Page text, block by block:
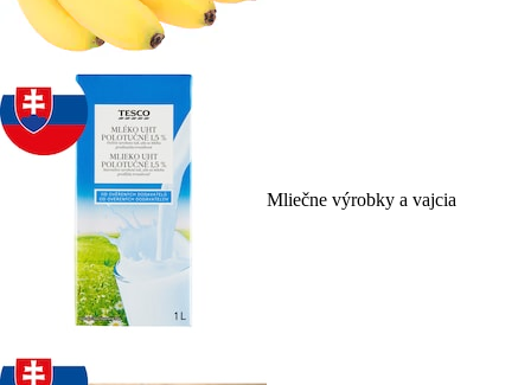
Mliečne výrobky a vajcia